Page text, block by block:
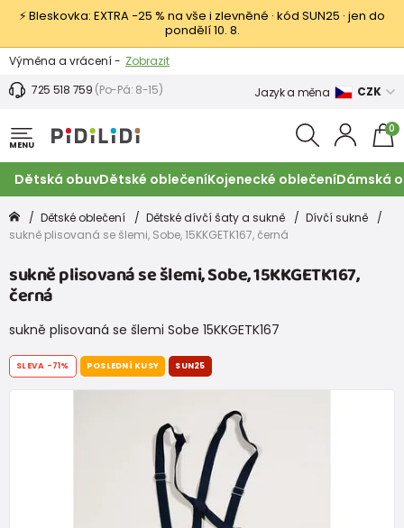
⚡ Bleskovka: EXTRA −25 % na vše i zlevněné · kód SUN25 · jen do
pondělí 10. 8.
Výměna a vrácení - Zobrazit
Sleva 100 Kč na první nákup -
725 518 759 (Po-Pá: 8-15) Jazyk a měna CZK
MENU
0
Dětská obuvDětské oblečeníKojenecké oblečeníDámská
Dětské oblečení Dětské dívčí šaty a sukně
Dívčí sukně
sukně plisovaná se šlemi, Sobe, 15KKGETK167, černá
sukně plisovaná se šlemi, Sobe, 15KKGETK167,
černá
sukně plisovaná se šlemi Sobe 15KKGETK167
SLEVA -71% POSLEDNÍ KUSY SUN25